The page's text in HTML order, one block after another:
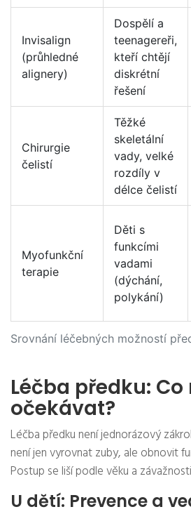
Srovnání léčebných možností
Invisalign
(průhledné
alignery)
Dospělí a
teenagereři,
kteří chtějí
diskrétní
řešení
Chirurgie
čelistí
Těžké
skeletální
vady, velké
rozdíly v
délce čelistí
Myofunkční
terapie
Děti s
funkcími
vadami
(dýchání,
polykání)
Léčba předku:
očekávat?
Léčba předku není jednorázový
není jen vyrovnat zuby, ale obnovit
Postup se liší podle věku a
U dětí: Prevence a